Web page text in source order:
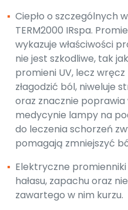
▪ Ciepło o szczególnych
TERM2000 IRspa.
wykazuje właściwości
nie jest szkodliwe, tak
promieni UV, lecz
złagodzić ból, niweluje
oraz znacznie
medycynie lampy na
do leczenia schorzeń
pomagają zmniejszyć
▪ Elektryczne
hałasu, zapachu oraz
zawartego w nim kurzu.